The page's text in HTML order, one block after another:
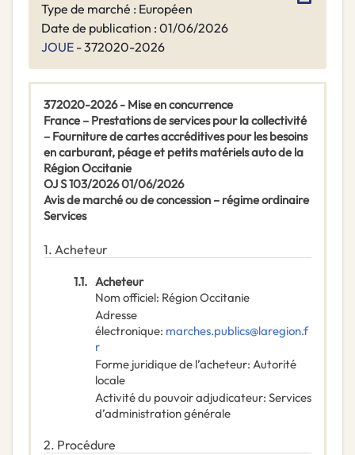
Type de marché : Européen
Date de publication : 01/06/2026
JOUE - 372020-2026
372020-2026 - Mise en concurrence
France – Prestations de services pour la collectivité
– Fourniture de cartes accréditives pour les besoins
en carburant, péage et petits matériels auto de la
Région Occitanie
OJ S 103/2026 01/06/2026
Avis de marché ou de concession – régime ordinaire
Services
1. Acheteur
1.1. Acheteur
Nom officiel: Région Occitanie
Adresse
électronique: marches.publics@laregion.f
r
Forme juridique de l’acheteur: Autorité
locale
Activité du pouvoir adjudicateur: Services
d’administration générale
2. Procédure